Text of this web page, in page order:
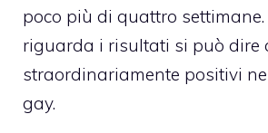
poco più di quattro
riguarda i risultati si può dire
straordinariamente positivi
gay.